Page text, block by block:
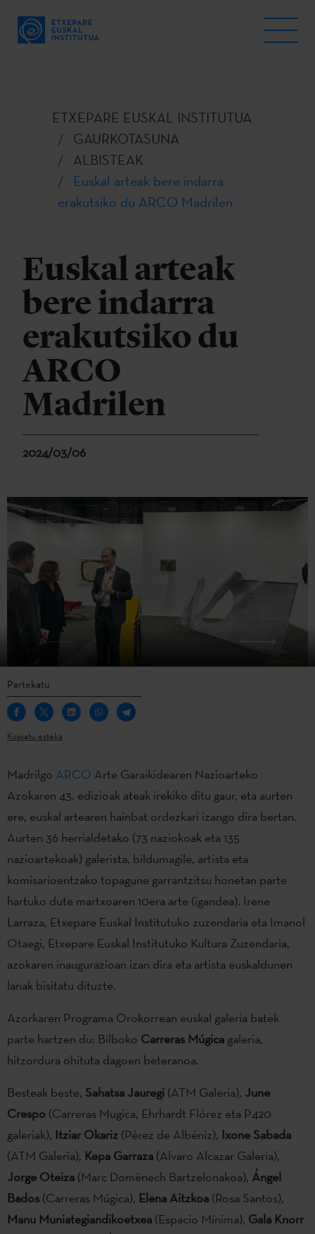
ETXEPARE EUSKAL INSTITUTUA
GAURKOTASUNA
ALBISTEAK
Euskal arteak bere indarra
erakutsiko du ARCO Madrilen
Euskal arteak
bere indarra
erakutsiko du
ARCO
Madrilen
2024/03/06
Partekatu
Kopiatu esteka
Madrilgo ARCO Arte Garaikidearen Nazioarteko
Azokaren 43. edizioak ateak irekiko ditu gaur, eta aurten
ere, euskal artearen hainbat ordezkari izango dira bertan.
Aurten 36 herrialdetako (73 naziokoak eta 135
nazioartekoak) galerista, bildumagile, artista eta
komisarioentzako topagune garrantzitsu honetan parte
hartuko dute martxoaren 10era arte (igandea). Irene
Larraza, Etxepare Euskal Institutuko zuzendaria eta Imanol
Otaegi, Etxepare Euskal Institutuko Kultura Zuzendaria,
azokaren inaugurazioan izan dira eta artista euskaldunen
lanak bisitatu dituzte.
Azorkaren Programa Orokorrean euskal galeria batek
parte hartzen du: Bilboko Carreras Múgica galeria,
hitzordura ohituta dagoen beteranoa.
Besteak beste, Sahatsa Jauregi (ATM Galeria), June
Crespo (Carreras Mugica, Ehrhardt Flórez eta P420
galeriak), Itziar Okariz (Pérez de Albéniz), Ixone Sabada
(ATM Galeria), Kepa Garraza (Alvaro Alcazar Galeria),
Jorge Oteiza (Marc Domènech Bartzelonakoa), Ángel
Bados (Carreras Múgica), Elena Aitzkoa (Rosa Santos),
Manu Muniategiandikoetxea (Espacio Mínima), Gala Knorr